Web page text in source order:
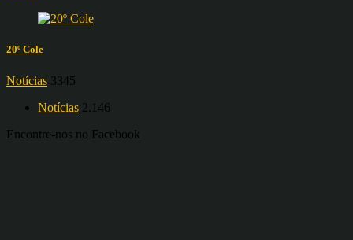
20º Cole
Notícias 3345
Notícias 2.146
Encontre-nos no Facebook